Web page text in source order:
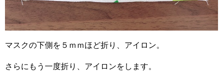
マスクの下側を５ｍｍほど折り、アイロン。
さらにもう一度折り、アイロンをします。